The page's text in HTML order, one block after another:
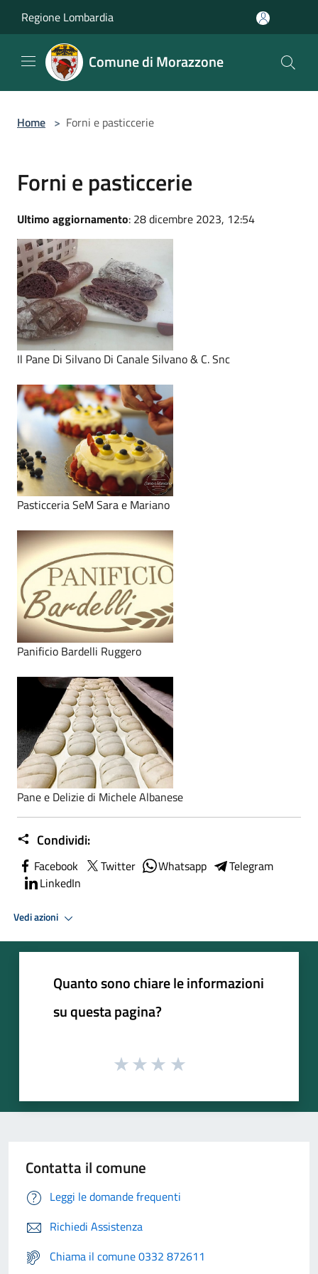
Regione Lombardia
Comune di Morazzone
Home > Forni e pasticcerie
Forni e pasticcerie
Ultimo aggiornamento: 28 dicembre 2023, 12:54
Il Pane Di Silvano Di Canale Silvano & C. Snc
Pasticceria SeM Sara e Mariano
Panificio Bardelli Ruggero
Pane e Delizie di Michele Albanese
Condividi:
Facebook Twitter Whatsapp
Telegram
LinkedIn
Vedi azioni
Quanto sono chiare le informazioni
su questa pagina?
Contatta il comune
Leggi le domande frequenti
Richiedi Assistenza
Chiama il comune 0332 872611